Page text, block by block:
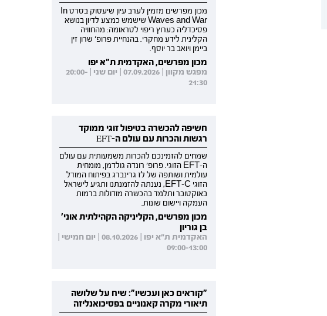
מכון מפרשים מזמין לערב עיון שיעסוק בסרט In
Waves and War שישמש כמצע לדיון בנושא
פסיכדליה כערוץ ריפוי לטראומה: מהחוויה
הקלינית לידע מחקרי. בהנחיית פרופ' שרון זין
ביימן ויואב בר יוסף.
מכון מפרשים, האקדמית ת"א יפו
מפגש מקוון | 07.09.2026 | יום שני | 20:00-
21:30
חשיפה להכשרה בטיפול זוגי ממוקד
רגשות והכרות עם עולם ה-EFT
שמחים להזמינכם להכרות משמעותית עם עולם
ה-EFT הזוגי. פרופ' רונדה גולדמן, מומחית
עולמית ושותפה של לז גרינברג בפיתוח המודל
הזוגי EFT-C, נענתה להזמנתנו ותגיע לישראל
באוקטובר ותלמד בהכשרה מודולות ברמות
העמקה ויישום שונות.
מכון מפרשים, הקליניקה הקהילתית אוני'
בן גוריון
האקדמית ת"א יפו | 08.10.2026 | יום חמישי |
09:00-13:00
"קוראים כאן ועכשיו": שיח על שלושה
תיאורי מקרה קאנוניים בפסיכואנליזה